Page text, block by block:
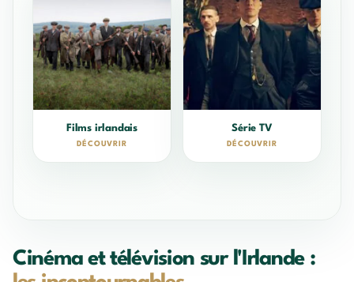
Films irlandais
DÉCOUVRIR
Série TV
DÉCOUVRIR
Cinéma et télévision sur l'Irlande :